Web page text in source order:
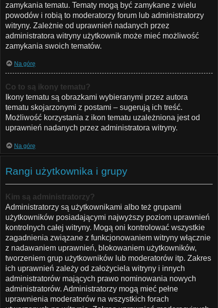
zamykania tematu. Tematy mogą być zamykane z wielu
powodów i robią to moderatorzy forum lub administratorzy
witryny. Zależnie od uprawnień nadanych przez
administratora witryny użytkownik może mieć możliwość
zamykania swoich tematów.
Na górę
Co to są ikony tematu?
Ikony tematu są obrazkami wybieranymi przez autora
tematu skojarzonymi z postami – sugerują ich treść.
Możliwość korzystania z ikon tematu uzależniona jest od
uprawnień nadanych przez administratora witryny.
Na górę
Rangi użytkownika i grupy
Kim są administratorzy?
Administratorzy są użytkownikami albo też grupami
użytkowników posiadającymi najwyższy poziom uprawnień
kontrolnych całej witryny. Mogą oni kontrolować wszystkie
zagadnienia związane z funkcjonowaniem witryny włącznie
z nadawaniem uprawnień, blokowaniem użytkowników,
tworzeniem grup użytkowników lub moderatorów itp. Zakres
ich uprawnień zależy od założyciela witryny i innych
administratorów mających prawo nominowania nowych
administratorów. Administratorzy mogą mieć pełne
uprawnienia moderatorów na wszystkich forach